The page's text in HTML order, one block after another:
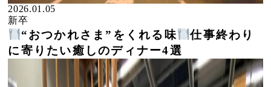
2026.01.05
新卒
“おつかれさま”をくれる味
仕事終わり
に寄りたい癒しのディナー4選